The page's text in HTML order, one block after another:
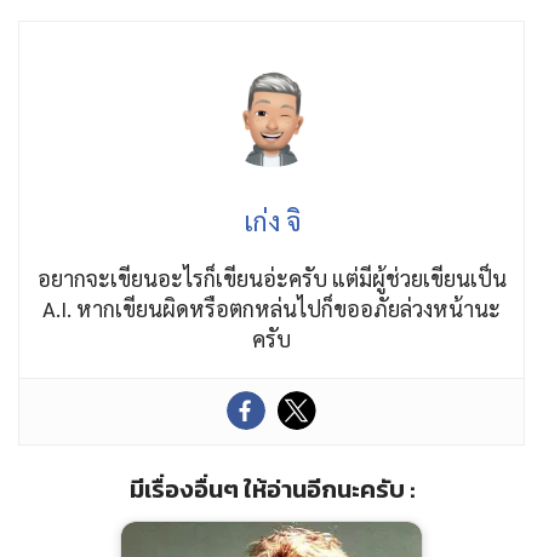
เก่ง จิ
อยากจะเขียนอะไรก็เขียนอ่ะครับ แต่มีผู้ช่วยเขียนเป็น
A.I. หากเขียนผิดหรือตกหล่นไปก็ขออภัยล่วงหน้านะ
ครับ
มีเรื่องอื่นๆ ให้อ่านอีกนะครับ :